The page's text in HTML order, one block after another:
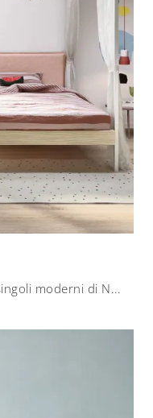
Clicca e scopri di più sui Letti singoli moderni di Nidi! Il modello Kap in melaminico ti attende.